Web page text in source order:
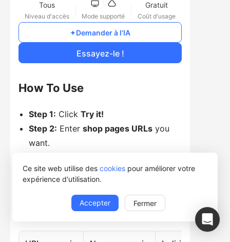
Ce site web utilise des cookies pour améliorer votre
expérience d'utilisation.
Accepter Fermer
Tous
Niveau d'accès Mode supporté
Gratuit
Coût d'usage
Essayez-le !
Demander à l'IA
How To Use
Step 1: Click Try it!
Step 2: Enter shop pages URLs you
want.
preferred run mode